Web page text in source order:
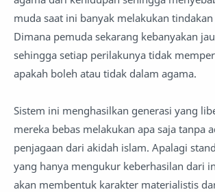
muda saat ini banyak melakukan
Dimana pemuda sekarang kebanyakan
sehingga setiap perilakunya tidak
apakah boleh atau tidak dalam agama.
Sistem ini menghasilkan generasi yang
mereka bebas melakukan apa saja tanpa
penjagaan dari akidah islam. Apalagi
yang hanya mengukur keberhasilan dari
akan membentuk karakter materialistis